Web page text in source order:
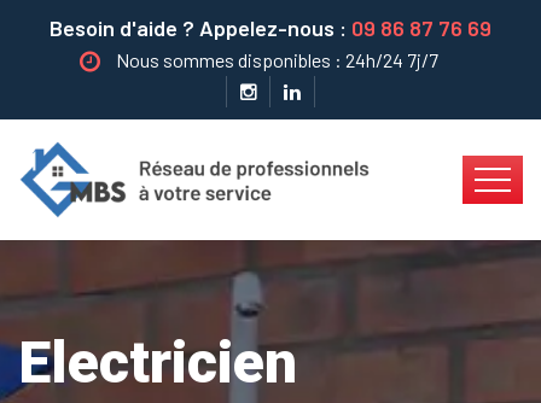
Besoin d'aide ? Appelez-nous : 09 86 87 76 69
Nous sommes disponibles : 24h/24 7j/7
Electricien